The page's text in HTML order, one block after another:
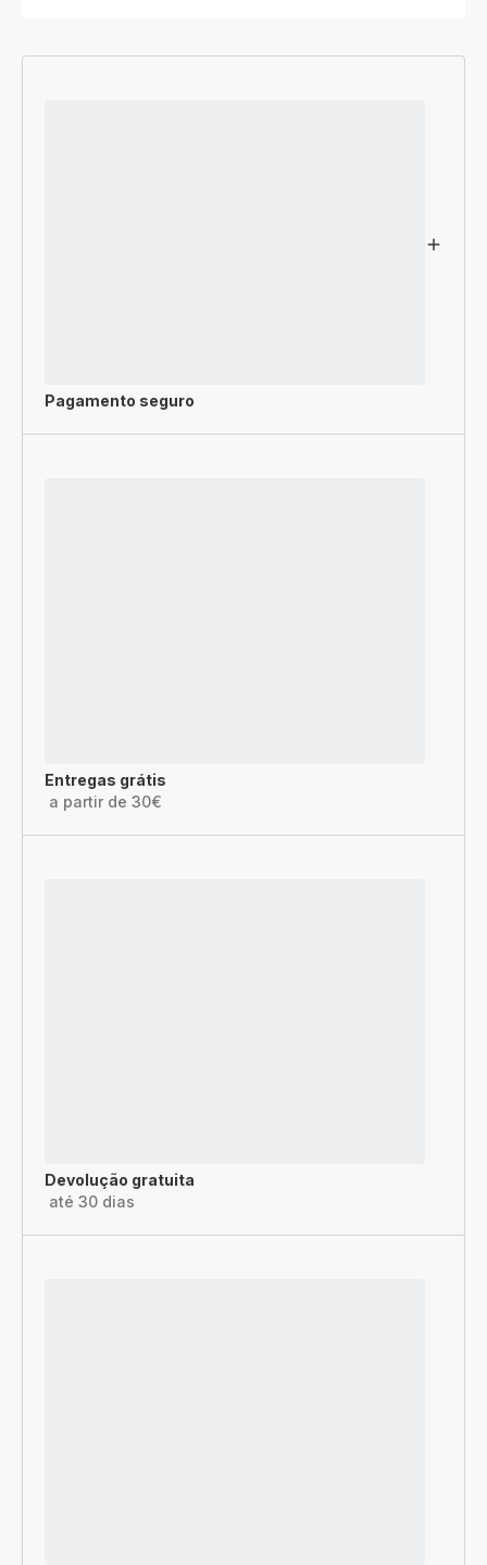
Pagamento seguro
Entregas grátis
a partir de 30€
Devolução gratuita
até 30 dias